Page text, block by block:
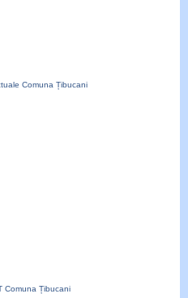
Comuna Țibucani
Comuna Țibucani